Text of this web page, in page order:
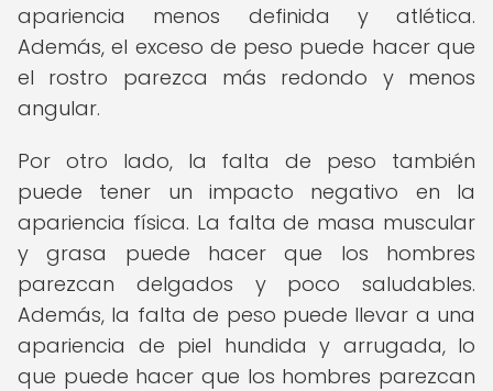
apariencia menos definida y atlética.
Además, el exceso de peso puede hacer que
el rostro parezca más redondo y menos
angular.
Por otro lado, la falta de peso también
puede tener un impacto negativo en la
apariencia física. La falta de masa muscular
y grasa puede hacer que los hombres
parezcan delgados y poco saludables.
Además, la falta de peso puede llevar a una
apariencia de piel hundida y arrugada, lo
que puede hacer que los hombres parezcan